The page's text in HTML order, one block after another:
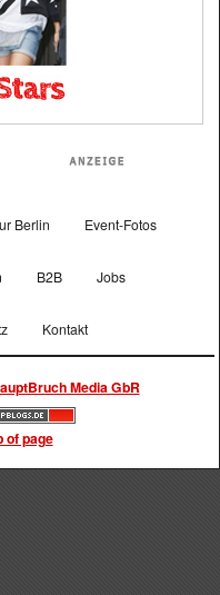
Berlin Event-Fotos
B2B Jobs
Kontakt
Media GbR
of page